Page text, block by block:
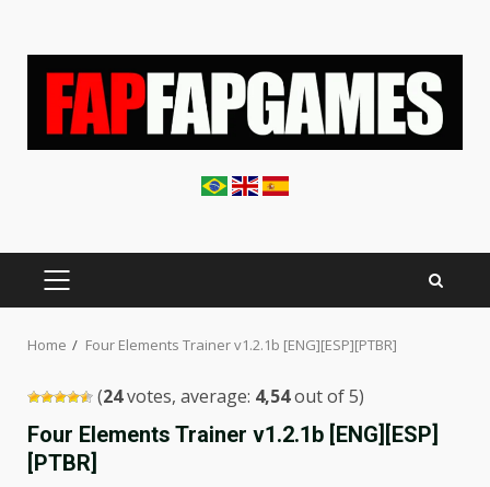
PRIMARY
MENU
Home Four Elements Trainer v1.2.1b [ENG][ESP][PTBR]
(24votes, average: 4,54out of 5)
Four Elements Trainer v1.2.1b [ENG][ESP]
[PTBR]